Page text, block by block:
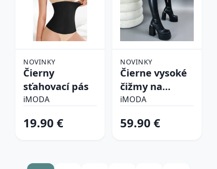
NOVINKY
Čierny
sťahovací pás
iMODA
19.90 €
NOVINKY
Čierne vysoké
čižmy na
platforme
iMODA
59.90 €